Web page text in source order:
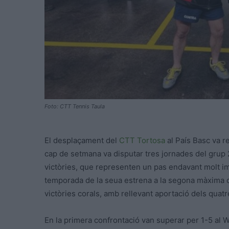
Foto: CTT Tennis Taula
El desplaçament del CTT Tortosa al País Basc va
cap de setmana va disputar tres jornades del
victòries, que representen un pas endavant molt
temporada de la seua estrena a la segona
victòries corals, amb rellevant aportació dels
En la primera confrontació van superar per 1-5 al